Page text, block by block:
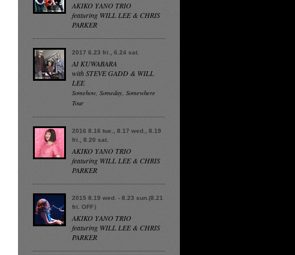
AKIKO YANO TRIO
featuring WILL LEE & CHRIS
PARKER
2017 6.23 fri., 6.24 sat.
AI KUWABARA
with STEVE GADD & WILL
LEE
Somehow, Someday, Somewhere
Tour
2016 8.16 tue., 8.17 wed., 8.19
fri., 8.20 sat.
AKIKO YANO TRIO
featuring WILL LEE & CHRIS
PARKER
2015 8.19 wed. - 8.23 sun.(8.21
fri. OFF）
AKIKO YANO TRIO
featuring WILL LEE & CHRIS
PARKER